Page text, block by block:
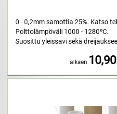
0 - 0,2mm samottia 25%. Katso
Polttolämpöväli 1000 - 1280ºC.
Suosittu yleissavi sekä
alkaen